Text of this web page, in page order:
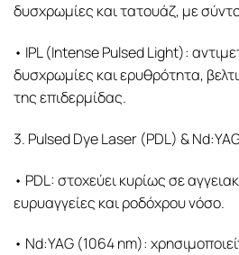
δυσχρωμίες και τατουάζ, με
• IPL (Intense Pulsed Light):
δυσχρωμίες και ερυθρότητα,
της επιδερμίδας.
3. Pulsed Dye Laser (PDL) &
• PDL: στοχεύει κυρίως σε
ευρυαγγείες και ροδόχρου νόσο.
• Nd:YAG (1064 nm):